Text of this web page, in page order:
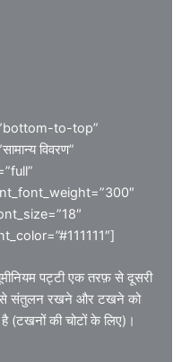
to-top”
विवरण”
पट्टी एक तरफ़ से दूसरी
से संतुलन रखने और टखने को
(टखनों की चोटों के लिए)।